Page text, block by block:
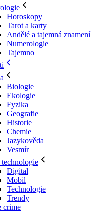
Horoskopy
Tarot a karty
Andělé a tajemná znamení
Numerologie
Tajemno
Biologie
Ekologie
Fyzika
Geografie
Historie
Chemie
Jazykověda
Vesmír
Digital
Mobil
Technologie
Trendy
crime